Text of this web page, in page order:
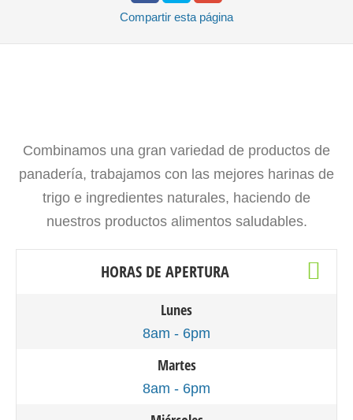
Compartir esta página
Combinamos una gran variedad de productos de
panadería, trabajamos con las mejores harinas de
trigo e ingredientes naturales, haciendo de
nuestros productos alimentos saludables.
HORAS DE APERTURA
Lunes
8am - 6pm
Martes
8am - 6pm